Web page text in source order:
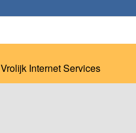
Vrolijk Internet Services